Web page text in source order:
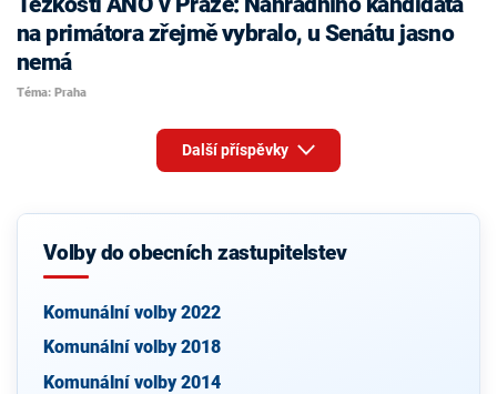
na primátora zřejmě vybralo, u Senátu jasno
nemá
Téma: Praha
Další příspěvky
Volby do obecních zastupitelstev
Komunální volby 2022
Komunální volby 2018
Komunální volby 2014